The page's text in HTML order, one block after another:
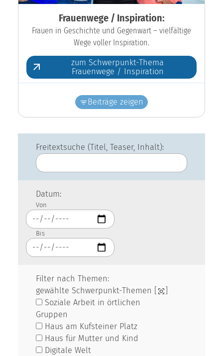
Frauenwege / Inspiration:
Frauen in Geschichte und Gegenwart – vielfältige
Wege voller Inspiration.
zum Schwerpunkt-Thema
Frauenwege / Inspiration
Beiträge zeigen
Freitextsuche (Titel, Teaser, Inhalt):
Datum:
Von
Bis
Filter nach Themen:
gewählte Schwerpunkt-Themen [
Soziale Arbeit in örtlichen
Gruppen
Haus am Kufsteiner Platz
Haus für Mutter und Kind
Digitale Welt